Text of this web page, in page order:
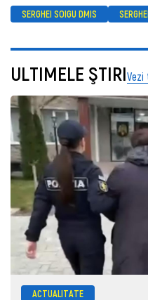
SERGHEI SOIGU DMIS
ULTIMELE ŞTIRI
ACTUALITATE